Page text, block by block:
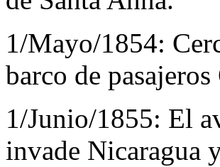
1/Mayo/1854:
barco de
1/Junio/1855: El
invade Nicaragua